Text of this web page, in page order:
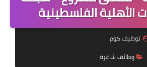
منوعات
نماذج سيرة ذاتية
الأهلية الفلسطينية
توظيف كوم
وظائف شاغرة